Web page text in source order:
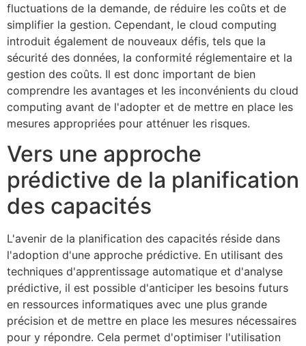
fluctuations de la demande, de réduire les coûts et de
simplifier la gestion. Cependant, le cloud computing
introduit également de nouveaux défis, tels que la
sécurité des données, la conformité réglementaire et la
gestion des coûts. Il est donc important de bien
comprendre les avantages et les inconvénients du cloud
computing avant de l'adopter et de mettre en place les
mesures appropriées pour atténuer les risques.
Vers une approche
prédictive de la planification
des capacités
L'avenir de la planification des capacités réside dans
l'adoption d'une approche prédictive. En utilisant des
techniques d'apprentissage automatique et d'analyse
prédictive, il est possible d'anticiper les besoins futurs
en ressources informatiques avec une plus grande
précision et de mettre en place les mesures nécessaires
pour y répondre. Cela permet d'optimiser l'utilisation